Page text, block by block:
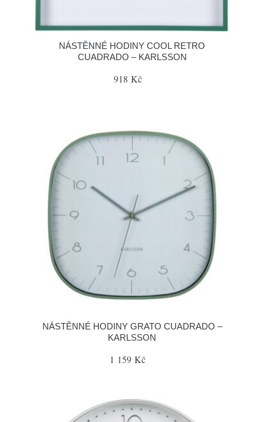
NÁSTĚNNÉ HODINY COOL RETRO
CUADRADO – KARLSSON
918 Kč
NÁSTĚNNÉ HODINY GRATO CUADRADO –
KARLSSON
1 159 Kč